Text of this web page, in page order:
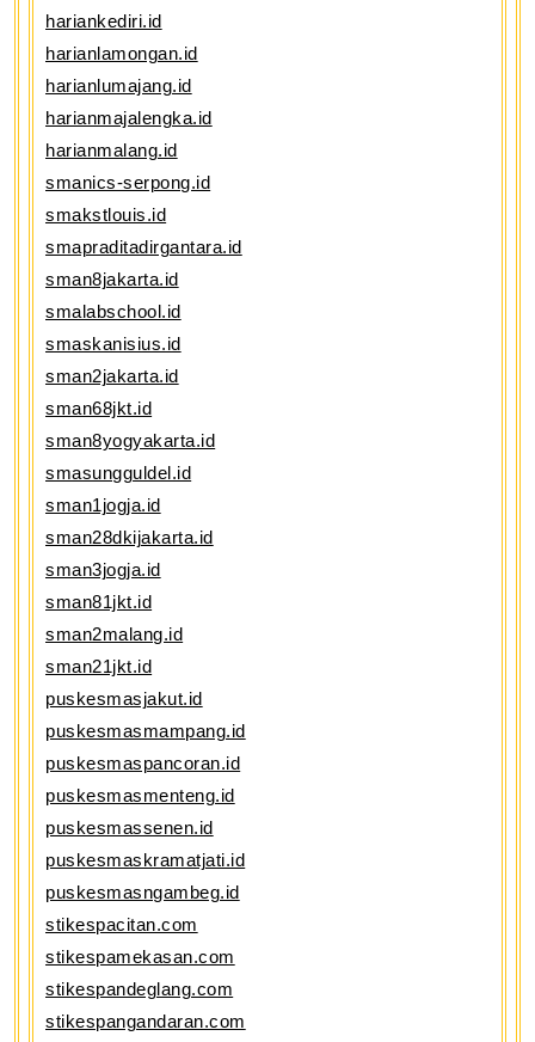
hariankediri.id
harianlamongan.id
harianlumajang.id
harianmajalengka.id
harianmalang.id
smanics-serpong.id
smakstlouis.id
smapraditadirgantara.id
sman8jakarta.id
smalabschool.id
smaskanisius.id
sman2jakarta.id
sman68jkt.id
sman8yogyakarta.id
smasungguldel.id
sman1jogja.id
sman28dkijakarta.id
sman3jogja.id
sman81jkt.id
sman2malang.id
sman21jkt.id
puskesmasjakut.id
puskesmasmampang.id
puskesmaspancoran.id
puskesmasmenteng.id
puskesmassenen.id
puskesmaskramatjati.id
puskesmasngambeg.id
stikespacitan.com
stikespamekasan.com
stikespandeglang.com
stikespangandaran.com